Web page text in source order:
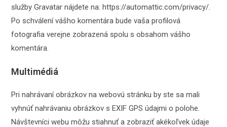
služby Gravatar nájdete na: https://automattic.com/privacy/.
Po schválení vášho komentára bude vaša profilová
fotografia verejne zobrazená spolu s obsahom vášho
komentára.
Multimédiá
Pri nahrávaní obrázkov na webovú stránku by ste sa mali
vyhnúť nahrávaniu obrázkov s EXIF GPS údajmi o polohe.
Návštevníci webu môžu stiahnuť a zobraziť akékoľvek údaje